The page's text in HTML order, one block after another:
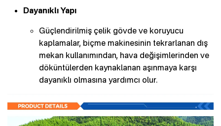
Dayanıklı Yapı
Güçlendirilmiş çelik gövde ve koruyucu
kaplamalar, biçme makinesinin tekrarlanan dış
mekan kullanımından, hava değişimlerinden ve
döküntülerden kaynaklanan aşınmaya karşı
dayanıklı olmasına yardımcı olur.